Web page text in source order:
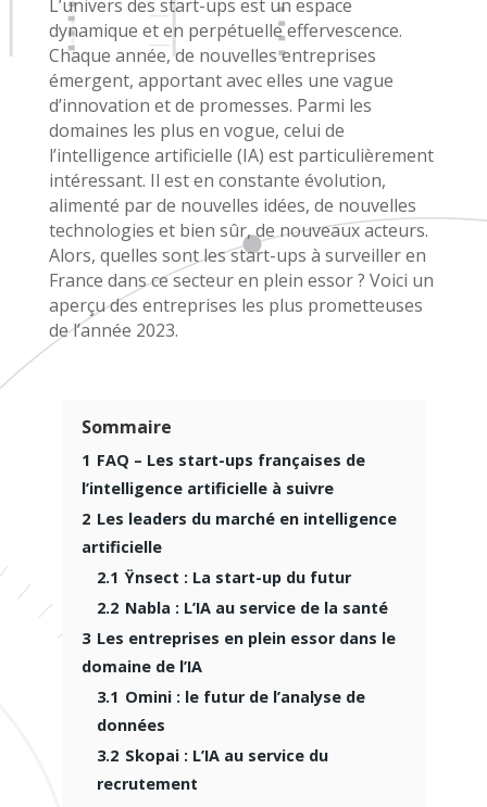
L’univers des start-ups est un espace
dynamique et en perpétuelle effervescence.
Chaque année, de nouvelles entreprises
émergent, apportant avec elles une vague
d’innovation et de promesses. Parmi les
domaines les plus en vogue, celui de
l’intelligence artificielle (IA) est particulièrement
intéressant. Il est en constante évolution,
alimenté par de nouvelles idées, de nouvelles
technologies et bien sûr, de nouveaux acteurs.
Alors, quelles sont les start-ups à surveiller en
France dans ce secteur en plein essor ? Voici un
aperçu des entreprises les plus prometteuses
de l’année 2023.
Sommaire
1 FAQ – Les start-ups françaises de
l’intelligence artificielle à suivre
2 Les leaders du marché en intelligence
artificielle
2.1 Ÿnsect : La start-up du futur
2.2 Nabla : L’IA au service de la santé
3 Les entreprises en plein essor dans le
domaine de l’IA
3.1 Omini : le futur de l’analyse de
données
3.2 Skopai : L’IA au service du
recrutement